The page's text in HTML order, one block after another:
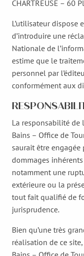
CHARTREUSE – 60
L’utilisateur
d’introduire une
Nationale de
estime que le
personnel par
conformément aux
La responsabilité de
Bains – Office de
saurait être
dommages
notamment une
extérieure ou la
tout fait qualifié de
jurisprudence.
Bien qu’une très
réalisation de ce